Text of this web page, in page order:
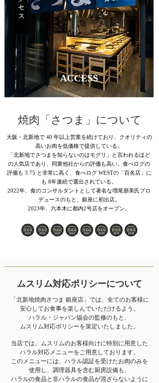
ACCESS
​焼肉「さつま」について​
大阪・北新地で 40 年以上営業を続けており、クオリティの
高いお肉を低価格で提供している。
「北新地でさつまを知らないのはモグリ」と言われるほど
の人気店であり、同業他社からの評価も高い。食べログの
評価も 3.75 と非常に高く、 食べログ WESTの「百名店」に
も 8年連続で選出されている。
2022年、食のコンサルタントとして著名な増尾朋美氏プロ
デュースのもと、銀座に初出店。
2023年、六本木に都内2号店をオープン。
​ムスリム対応ポリシーについて
「北新地焼肉さつま 銀座店」では、 全てのお客様に
安心してお食事を楽しんでいただけるよう、
ハラル・ジャパン協会の監修のもと、
ムスリム対応ポリシーを策定いたしました。
当店では、ムスリムのお客様向けに特別に用意した
ハラル対応メニューをご用意しております。
このメニューには、ハラル認証を受けたお肉のみを
使用し、調理器具を含む厨房設備も、
ハラルの食品と非ハラルの食品が混ざらないように